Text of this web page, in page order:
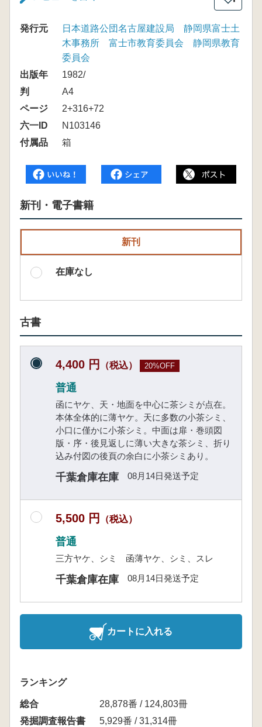
発行元
日本道路公団名古屋建設局 静岡県富士土
木事務所 富士市教育委員会 静岡県教育
委員会
出版年
1982/
判
A4
ページ
2+316+72
六一ID
N103146
付属品
箱
新刊・電子書籍
新刊
在庫なし
古書
4,400 円 （税込） 20%OFF
普通
函にヤケ、天・地面を中心に茶シミが点在。
本体全体的に薄ヤケ。天に多数の小茶シミ、
小口に僅かに小茶シミ。中面は扉・巻頭図
版・序・後見返しに薄い大きな茶シミ、折り
込み付図の後頁の余白に小茶シミあり。
千葉倉庫在庫 08月14日発送予定
5,500 円 （税込）
普通
三方ヤケ、シミ 函薄ヤケ、シミ、スレ
千葉倉庫在庫 08月14日発送予定
カートに入れる
ランキング
総合
28,878番 / 124,803冊
発掘調査報告書
5,929番 / 31,314冊